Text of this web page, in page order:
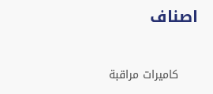
اصناف
كاميرات مراقبة